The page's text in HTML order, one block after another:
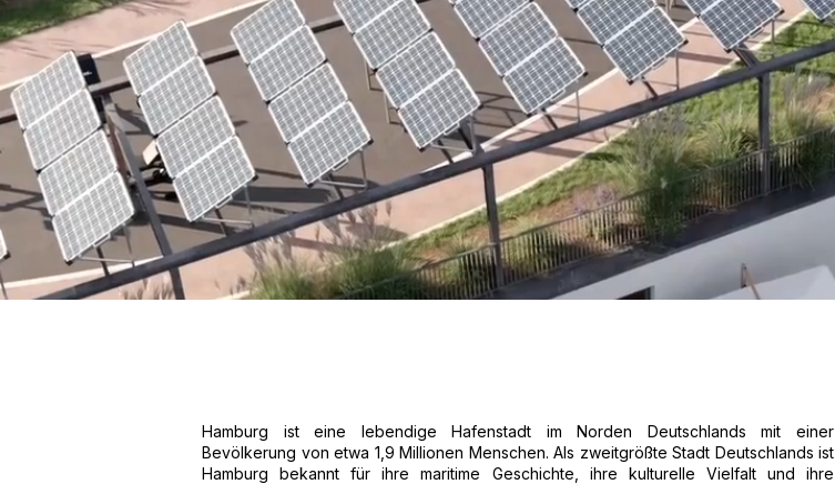
Hamburg ist eine lebendige Hafenstadt im Norden Deutschlands mit einer
Bevölkerung von etwa 1,9 Millionen Menschen. Als zweitgrößte Stadt Deutschlands ist
Hamburg bekannt für ihre maritime Geschichte, ihre kulturelle Vielfalt und ihre